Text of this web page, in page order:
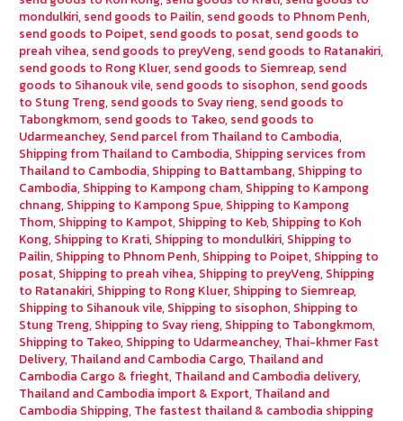
mondulkiri, send goods to Pailin, send goods to Phnom Penh,
send goods to Poipet, send goods to posat, send goods to
preah vihea, send goods to preyVeng, send goods to Ratanakiri,
send goods to Rong Kluer, send goods to Siemreap, send
goods to Sihanouk vile, send goods to sisophon, send goods
to Stung Treng, send goods to Svay rieng, send goods to
Tabongkmom, send goods to Takeo, send goods to
Udarmeanchey, Send parcel from Thailand to Cambodia,
Shipping from Thailand to Cambodia, Shipping services from
Thailand to Cambodia, Shipping to Battambang, Shipping to
Cambodia, Shipping to Kampong cham, Shipping to Kampong
chnang, Shipping to Kampong Spue, Shipping to Kampong
Thom, Shipping to Kampot, Shipping to Keb, Shipping to Koh
Kong, Shipping to Krati, Shipping to mondulkiri, Shipping to
Pailin, Shipping to Phnom Penh, Shipping to Poipet, Shipping to
posat, Shipping to preah vihea, Shipping to preyVeng, Shipping
to Ratanakiri, Shipping to Rong Kluer, Shipping to Siemreap,
Shipping to Sihanouk vile, Shipping to sisophon, Shipping to
Stung Treng, Shipping to Svay rieng, Shipping to Tabongkmom,
Shipping to Takeo, Shipping to Udarmeanchey, Thai-khmer Fast
Delivery, Thailand and Cambodia Cargo, Thailand and
Cambodia Cargo & frieght, Thailand and Cambodia delivery,
Thailand and Cambodia import & Export, Thailand and
Cambodia Shipping, The fastest thailand & cambodia shipping